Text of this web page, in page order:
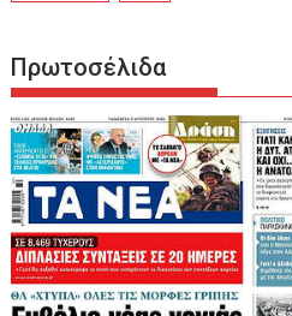
Πρωτοσέλιδα